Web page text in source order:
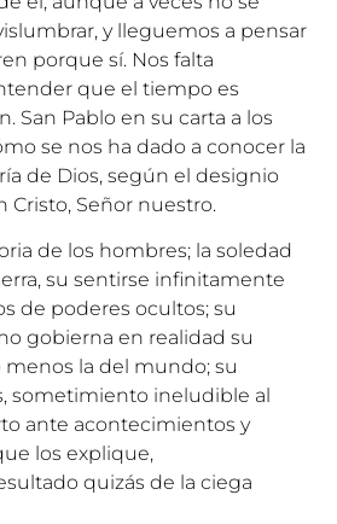
y lleguemos a pensar
porque sí. Nos falta
que el tiempo es
San Pablo en su carta a los
se nos ha dado a conocer la
de Dios, según el designio
Cristo, Señor nuestro.
de los hombres; la soledad
su sentirse infinitamente
de poderes ocultos; su
gobierna en realidad su
menos la del mundo; su
sometimiento ineludible al
ante acontecimientos y
los explique,
quizás de la ciega